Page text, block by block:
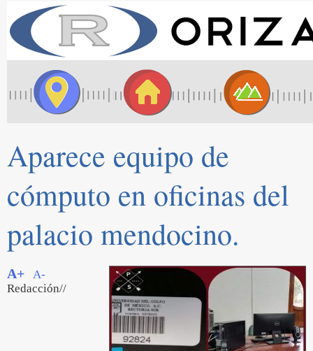
Aparece equipo de
cómputo en oficinas del
palacio mendocino.
A+
A-
Redacción//